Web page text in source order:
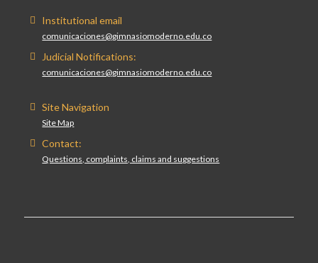
Institutional email
comunicaciones@gimnasiomoderno.edu.co
Judicial Notifications:
comunicaciones@gimnasiomoderno.edu.co
Site Navigation
Site Map
Contact:
Questions, complaints, claims and suggestions